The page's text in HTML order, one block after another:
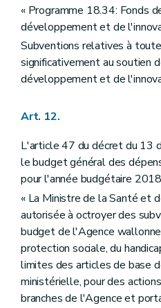
« Programme 18.34: Fonds
développement et de
Subventions relatives à
significativement au soutien
développement et de
Art. 12.
L'article 47 du décret du 13
le budget général des
pour l'année budgétaire
« La Ministre de la Santé et
autorisée à octroyer des
budget de l'Agence
protection sociale, du
limites des articles de base
ministérielle, pour des
branches de l'Agence et